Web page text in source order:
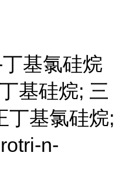
基氯硅烷
基硅烷; 三
丁基氯硅烷;
n-